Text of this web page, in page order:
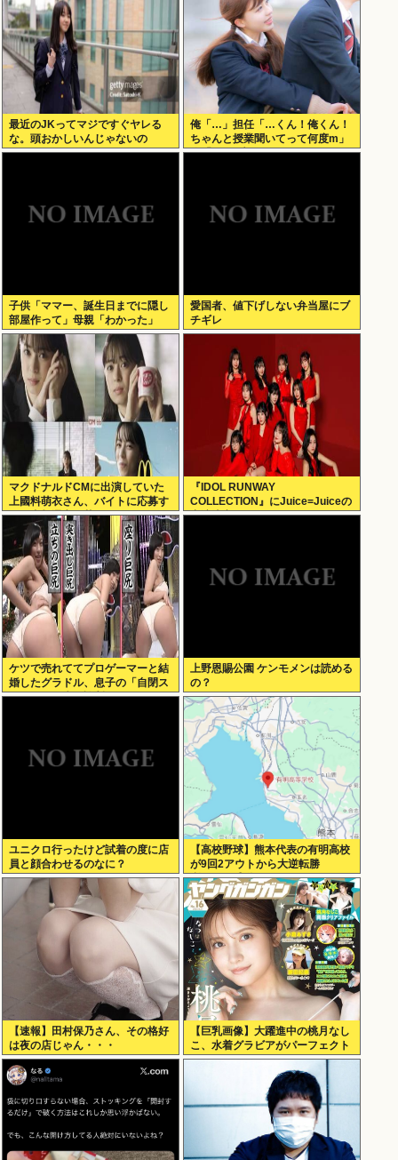
最近のJKってマジですぐヤレる
な。頭おかしいんじゃないの
俺「…」担任「…くん！俺くん！
ちゃんと授業聞いてって何度m」
俺「(───来るッ！)」
子供「ママー、誕生日までに隠し
部屋作って」母親「わかった」
愛国者、値下げしない弁当屋にブ
チギレ
マクドナルドCMに出演していた
上國料萌衣さん、バイトに応募す
るも書類選考で落ちる
『IDOL RUNWAY
COLLECTION』にJuice=Juiceの
出演決定
ケツで売れててプロゲーマーと結
婚したグラドル、息子の「自閉ス
ペクトラム症」診断にショックで
上野恩賜公園 ケンモメンは読める
の？
ユニクロ行ったけど試着の度に店
員と顔合わせるのなに？
【高校野球】熊本代表の有明高校
が9回2アウトから大逆転勝
利！！！感動をありがとう
【速報】田村保乃さん、その格好
は夜の店じゃん・・・
【巨乳画像】大躍進中の桃月なし
こ、水着グラビアがパーフェクト
ボディすぎるwww